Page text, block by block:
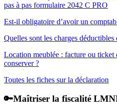
pas à pas formulaire 2042 C PRO
Est-il obligatoire d’avoir un
Quelles sont les charges
Location meublée : facture ou ticket
conserver ?
Toutes les fiches sur la déclaration
🔑Maîtriser la fiscalité